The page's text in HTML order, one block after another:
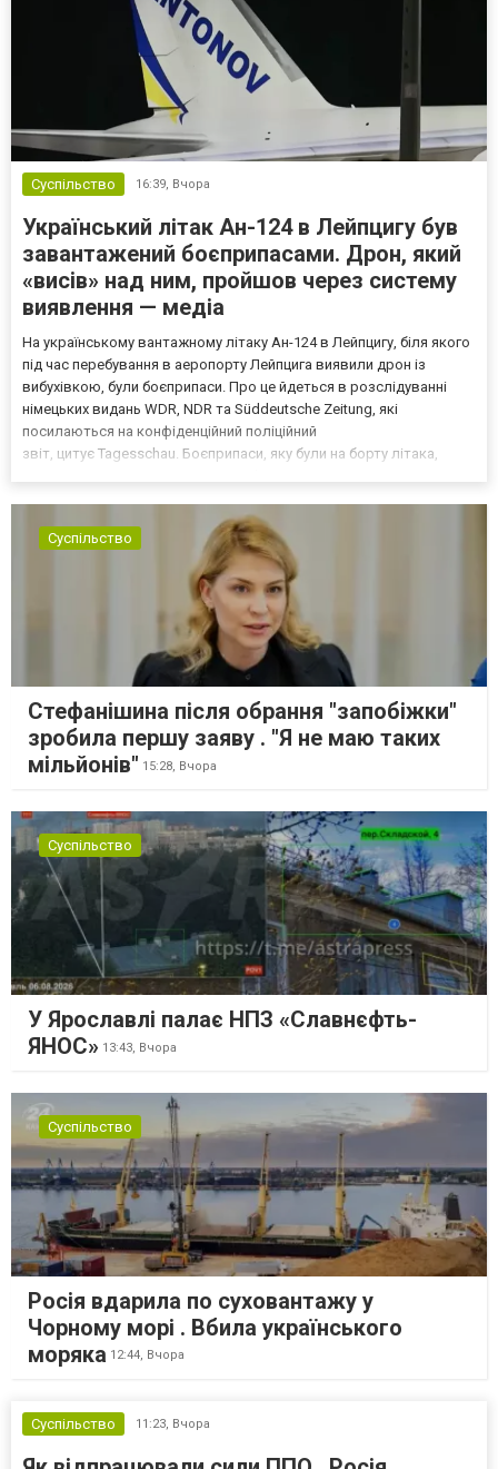
Суспільство 16:39, Вчора
Український літак Ан-124 в Лейпцигу був
завантажений боєприпасами. Дрон, який
«висів» над ним, пройшов через систему
виявлення — медіа
На українському вантажному літаку Ан-124 в Лейпцигу, біля якого
під час перебування в аеропорту Лейпцига виявили дрон із
вибухівкою, були боєприпаси. Про це йдеться в розслідуванні
німецьких видань WDR, NDR та Süddeutsche Zeitung, які
посилаються на конфіденційний поліційний
звіт, цитує Tagesschau. Боєприпаси, яку були на борту літака,
Суспільство
Стефанішина після обрання "запобіжки"
зробила першу заяву . "Я не маю таких
мільйонів" 15:28, Вчора
Суспільство
У Ярославлі палає НПЗ «Славнєфть-
ЯНОС» 13:43, Вчора
Суспільство
Росія вдарила по суховантажу у
Чорному морі . Вбила українського
моряка 12:44, Вчора
Суспільство 11:23, Вчора